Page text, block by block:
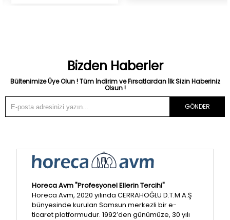
Bizden Haberler
Bültenimize Üye Olun ! Tüm İndirim ve Fırsatlardan İlk Sizin Haberiniz
Olsun !
GÖNDER
Horeca Avm "Profesyonel Ellerin Tercihi"
Horeca Avm, 2020 yılında CERRAHOĞLU D.T.M A.Ş
bünyesinde kurulan Samsun merkezli bir e-
ticaret platformudur. 1992’den günümüze, 30 yılı